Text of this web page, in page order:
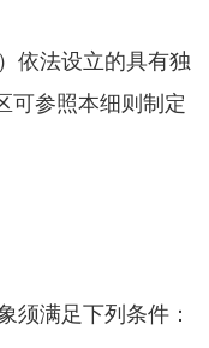
法设立的具有独
可参照本细则制定
满足下列条件：